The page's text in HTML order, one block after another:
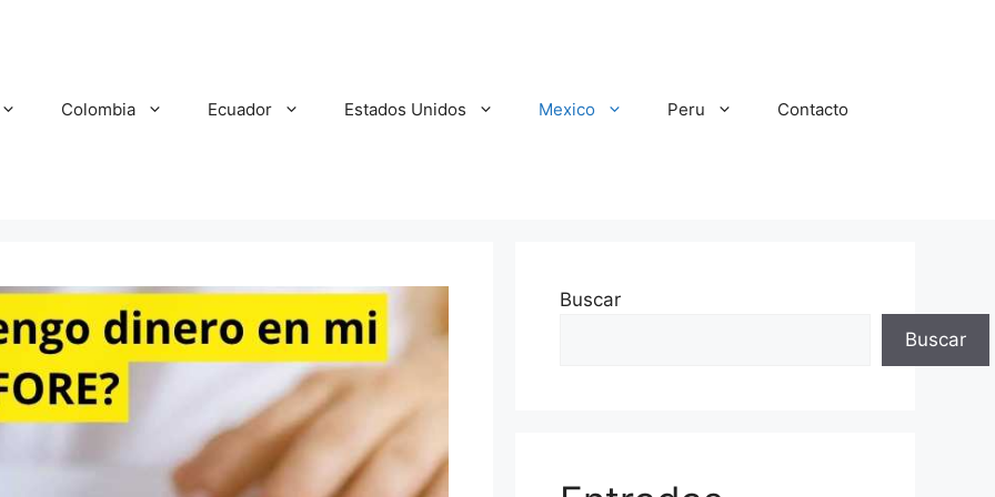
Colombia Ecuador Estados Unidos Mexico Peru Contacto
Buscar
Buscar